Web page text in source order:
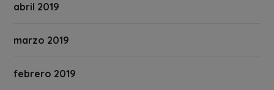
abril 2019
marzo 2019
febrero 2019